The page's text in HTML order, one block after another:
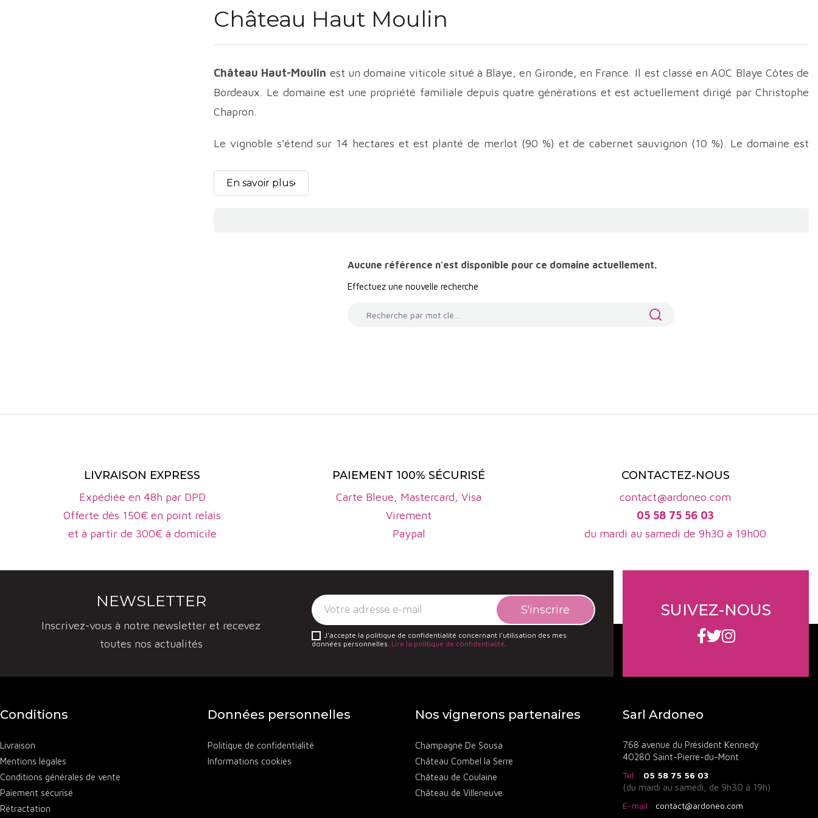
Château Haut Moulin
Château Haut-Moulin est un domaine viticole situé à Blaye, en Gironde, en France. Il est classé en AOC Blaye Côtes de
Bordeaux. Le domaine est une propriété familiale depuis quatre générations et est actuellement dirigé par Christophe
Chapron.
Le vignoble s'étend sur 14 hectares et est planté de merlot (90 %) et de cabernet sauvignon (10 %). Le domaine est
Château Haut-Moulin produit deux vins rouges : le
contribue à l’identité des vins bio de Bordeaux, vignoble historique où la diversité des terroirs
En savoir plus
Aucune référence n'est disponible pour ce domaine actuellement.
Effectuez une nouvelle recherche
LIVRAISON EXPRESS
Expédiée en 48h par DPD
Offerte dès 150€ en point relais
et à partir de 300€ à domicile
PAIEMENT 100% SÉCURISÉ
Carte Bleue, Mastercard, Visa
Virement
Paypal
CONTACTEZ-NOUS
contact@ardoneo.com
05 58 75 56 03
du mardi au samedi de 9h30 à 19h00
NEWSLETTER
Inscrivez-vous à notre newsletter et recevez
toutes nos actualités
J'accepte la politique de confidentialité concernant l'utilisation des mes
données personnelles. Lire la politique de confidentialité.
SUIVEZ-NOUS
Conditions
Livraison
Mentions légales
Conditions générales de vente
Paiement sécurisé
Rétractation
Données personnelles
Politique de confidentialité
Informations cookies
Nos vignerons partenaires
Champagne De Sousa
Château Combel la Serre
Château de Coulaine
Château de Villeneuve
Sarl Ardoneo
768 avenue du Président Kennedy
40280 Saint-Pierre-du-Mont
Tél. : 05 58 75 56 03
(du mardi au samedi, de 9h30 à 19h)
E-mail : contact@ardoneo.com